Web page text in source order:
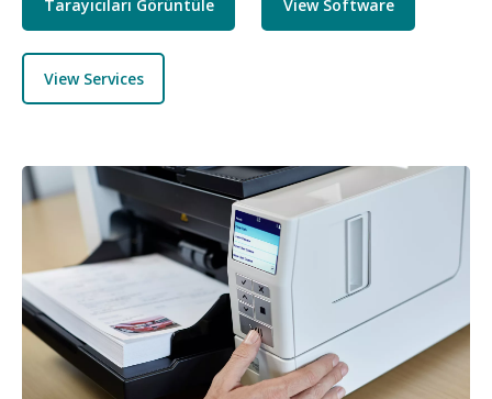
Tarayıcıları Görüntüle View Software
View Services
Resim